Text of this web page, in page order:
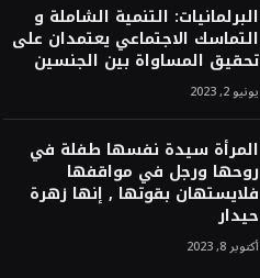
البرلمانيات: التنمية الشاملة و
التماسك الاجتماعي يعتمدان على
تحقيق المساواة بين الجنسين
يونيو 2, 2023
المرأة سيدة نفسها طفلة في
روحها ورجل في مواقفها
فلايستهان بقوتها , إنها زهرة
حيدار
أكتوبر 8, 2023